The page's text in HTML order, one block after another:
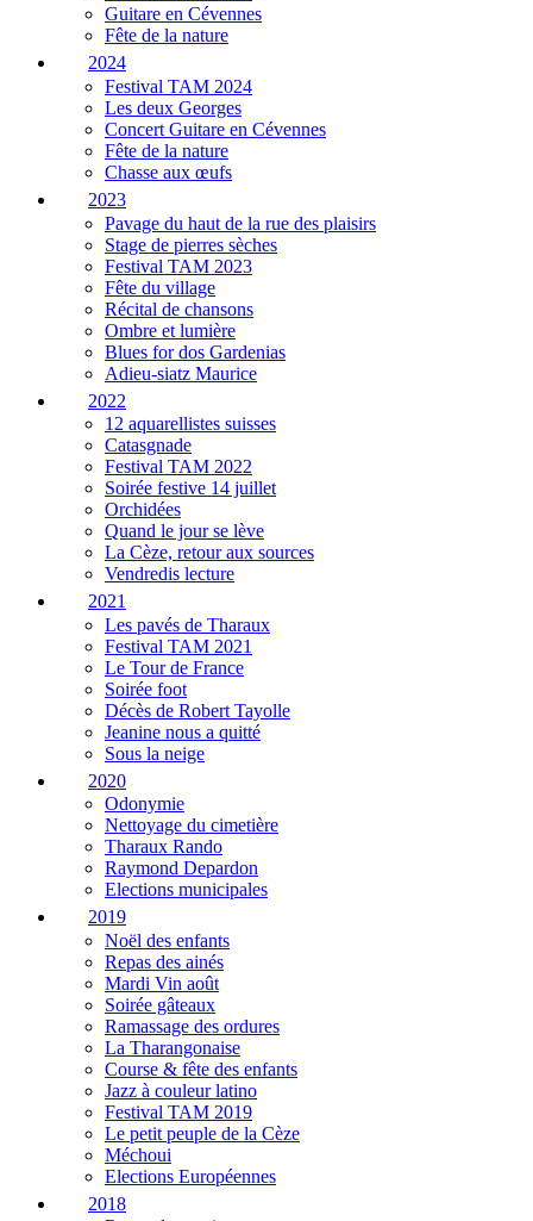
Guitare en Cévennes
Fête de la nature
2024
Festival TAM 2024
Les deux Georges
Concert Guitare en Cévennes
Fête de la nature
Chasse aux œufs
2023
Pavage du haut de la rue des plaisirs
Stage de pierres sèches
Festival TAM 2023
Fête du village
Récital de chansons
Ombre et lumière
Blues for dos Gardenias
Adieu-siatz Maurice
2022
12 aquarellistes suisses
Catasgnade
Festival TAM 2022
Soirée festive 14 juillet
Orchidées
Quand le jour se lève
La Cèze, retour aux sources
Vendredis lecture
2021
Les pavés de Tharaux
Festival TAM 2021
Le Tour de France
Soirée foot
Décès de Robert Tayolle
Jeanine nous a quitté
Sous la neige
2020
Odonymie
Nettoyage du cimetière
Tharaux Rando
Raymond Depardon
Elections municipales
2019
Noël des enfants
Repas des ainés
Mardi Vin août
Soirée gâteaux
Ramassage des ordures
La Tharangonaise
Course & fête des enfants
Jazz à couleur latino
Festival TAM 2019
Le petit peuple de la Cèze
Méchoui
Elections Européennes
2018